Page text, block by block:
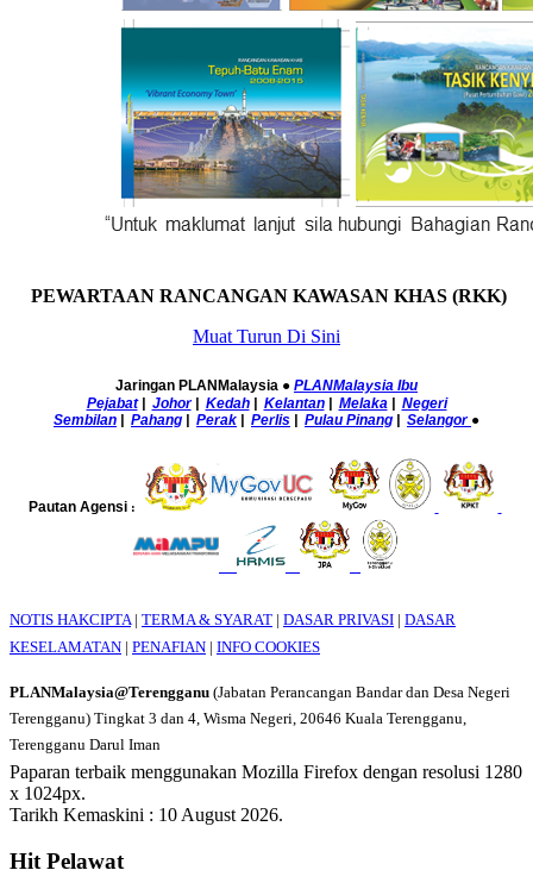
PEWARTAAN RANCANGAN KAWASAN KHAS (RKK)
Muat Turun Di Sini
Jaringan PLANMalaysia ● PLANMalaysia Ibu
Pejabat| Johor| Kedah| Kelantan| Melaka | Negeri
Sembilan | Pahang | Perak | Perlis | Pulau Pinang | Selangor ●
Pautan Agensi:
NOTIS HAKCIPTA| TERMA & SYARAT | DASAR PRIVASI | DASAR
KESELAMATAN | PENAFIAN | INFO COOKIES
PLANMalaysia@Terengganu (Jabatan Perancangan Bandar dan Desa Negeri
Terengganu) Tingkat 3 dan 4, Wisma Negeri, 20646 Kuala Terengganu,
Terengganu Darul Iman
Paparan terbaik menggunakan Mozilla Firefox dengan resolusi 1280
x 1024px.
Tarikh Kemaskini : 10 August 2026.
Hit Pelawat